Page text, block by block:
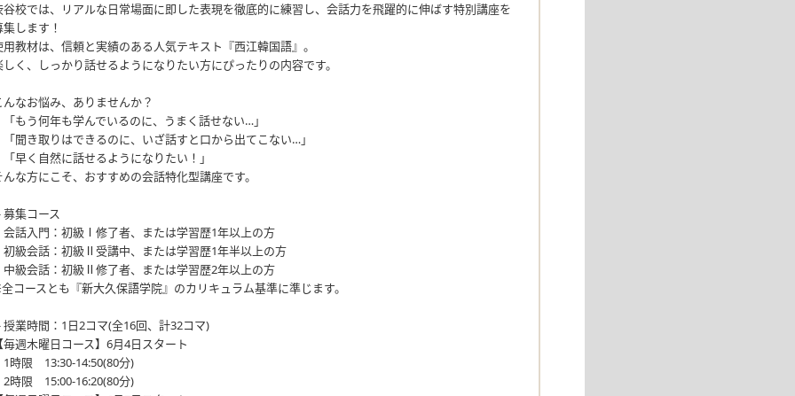
谷校では、リアルな日常場面に即した表現を徹底的に練習し、会話力を飛躍的に伸ばす特別講座を
集します！
用教材は、信頼と実績のある人気テキスト『西江韓国語』。
しく、しっかり話せるようになりたい方にぴったりの内容です。
んなお悩み、ありませんか？
「もう何年も学んでいるのに、うまく話せない…」
「聞き取りはできるのに、いざ話すと口から出てこない…」
「早く自然に話せるようになりたい！」
んな方にこそ、おすすめの会話特化型講座です。
募集コース
会話入門：初級Ⅰ修了者、または学習歴1年以上の方
初級会話：初級Ⅱ受講中、または学習歴1年半以上の方
中級会話：初級Ⅱ修了者、または学習歴2年以上の方
コースとも『新大久保語学院』のカリキュラム基準に準じます。
授業時間：1日2コマ(全16回、計32コマ)
毎週木曜日コース】6月4日スタート
1時限 13:30-14:50(80分)
2時限 15:00-16:20(80分)